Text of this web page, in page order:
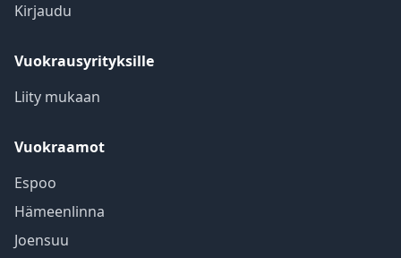
Kirjaudu
Vuokrausyrityksille
Liity mukaan
Vuokraamot
Espoo
Hämeenlinna
Joensuu